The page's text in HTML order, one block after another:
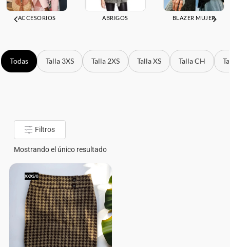
ACCESORIOS ABRIGOS BLAZER MUJER
Todas Talla 3XS Talla 2XS Talla XS Talla CH
Filtros
Mostrando el único resultado
XXXS/0